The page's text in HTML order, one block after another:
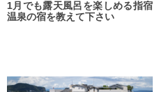
1月でも露天風呂を楽しめる指宿
温泉の宿を教えて下さい